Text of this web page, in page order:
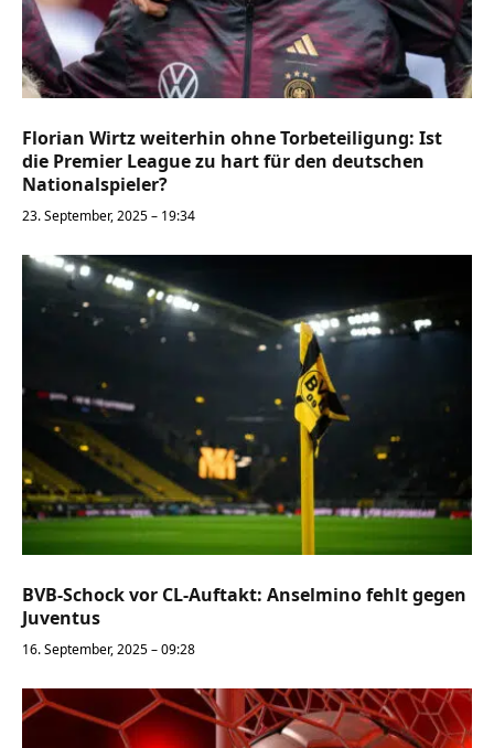
Florian Wirtz weiterhin ohne Torbeteiligung: Ist
die Premier League zu hart für den deutschen
Nationalspieler?
23. September, 2025 – 19:34
BVB-Schock vor CL-Auftakt: Anselmino fehlt gegen
Juventus
16. September, 2025 – 09:28